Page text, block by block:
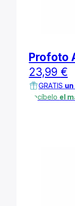
Profoto
23,99 €
GRATIS
Recíbelo el